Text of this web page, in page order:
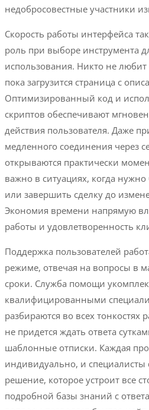
недобросовестные участники
Скорость работы интерфейса
роль при выборе инструмента
использования. Никто не
пока загрузится страница с
Оптимизированный код и
скриптов обеспечивают
действия пользователя. Даже
медленного соединения через
открываются практически
важно в ситуациях, когда
или завершить сделку до
Экономия времени напрямую
работы и удовлетворенность
Поддержка пользователей
режиме, отвечая на вопросы в
сроки. Служба помощи
квалифицированными
разбираются во всех
не придется ждать ответа
шаблонные отписки. Каждая
индивидуально, и специалисты
решение, которое устроит все
подробной базы знаний с